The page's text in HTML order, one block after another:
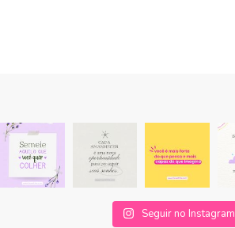
Seguir no Instagram